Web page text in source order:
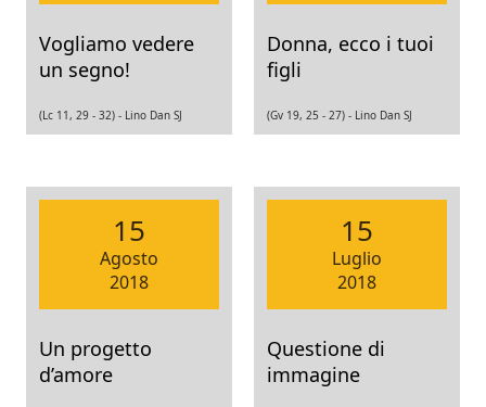
Vogliamo vedere
un segno!
(Lc 11, 29 - 32) - Lino Dan SJ
Donna, ecco i tuoi
figli
(Gv 19, 25 - 27) - Lino Dan SJ
15
Agosto
2018
Un progetto
d’amore
15
Luglio
2018
Questione di
immagine